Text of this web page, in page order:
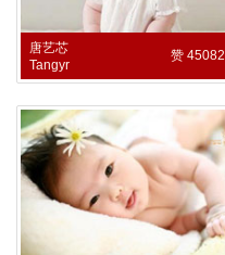
唐艺芯
Tangyr
赞 45082